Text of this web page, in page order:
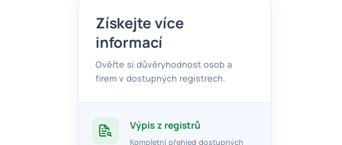
Získejte více
informací
Ověřte si důvěryhodnost osob a
firem v dostupných registrech.
Výpis z registrů
Kompletní přehled dostupných